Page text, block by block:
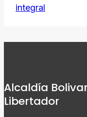
integral
Alcaldía
Libertador